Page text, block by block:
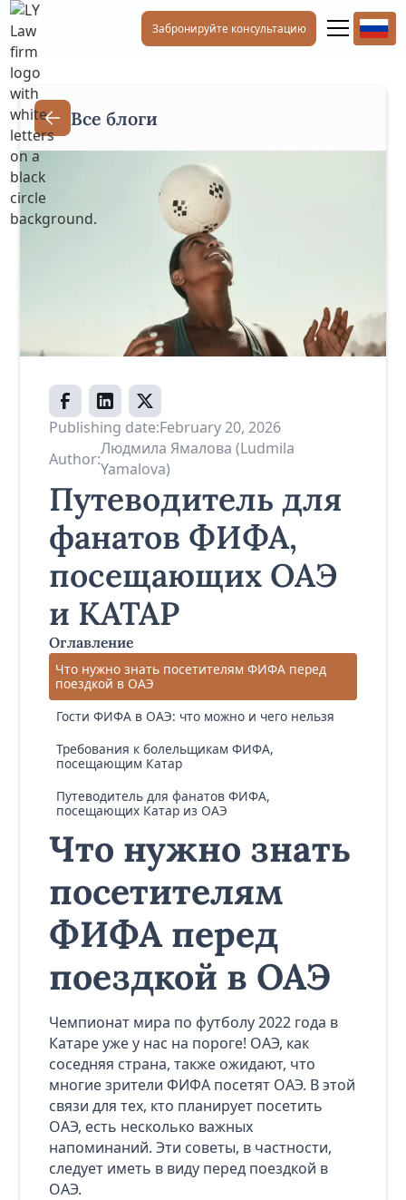
Забронируйте консультацию
Все блоги
Publishing date:February 20, 2026
Author:
Людмила Ямалова (Ludmila
Yamalova)
Путеводитель для
фанатов ФИФА,
посещающих ОАЭ
и КАТАР
Оглавление
Что нужно знать посетителям ФИФА перед
поездкой в ОАЭ
Гости ФИФА в ОАЭ: что можно и чего нельзя
Требования к болельщикам ФИФА,
посещающим Катар
Путеводитель для фанатов ФИФА,
посещающих Катар из ОАЭ
Что нужно знать
посетителям
ФИФА перед
поездкой в ОАЭ
Чемпионат мира по футболу 2022 года в
Катаре уже у нас на пороге! ОАЭ, как
соседняя страна, также ожидают, что
многие зрители ФИФА посетят ОАЭ. В этой
связи для тех, кто планирует посетить
ОАЭ, есть несколько важных
напоминаний. Эти советы, в частности,
следует иметь в виду перед поездкой в
ОАЭ.